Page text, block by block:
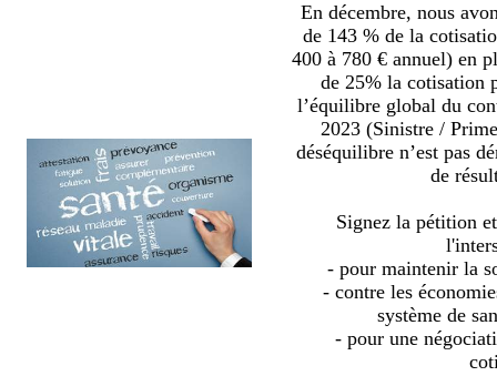
En décembre, nous
de 143 % de la
400 à 780 € annuel) en
de 25% la cotisation
l’équilibre global du
2023 (Sinistre /
déséquilibre n’est pas
de
Signez la pétition
- pour maintenir la
- contre les
système de
- pour une